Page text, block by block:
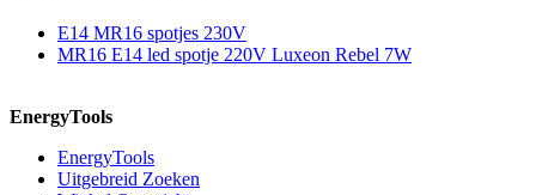
E14 MR16 spotjes 230V
MR16 E14 led spotje 220V Luxeon Rebel 7W
EnergyTools
EnergyTools
Uitgebreid Zoeken